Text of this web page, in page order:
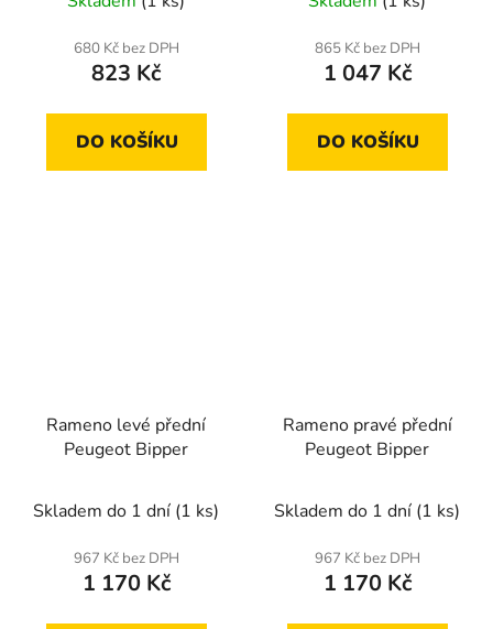
680 Kč bez DPH
823 Kč
DO KOŠÍKU
865 Kč bez DPH
1 047 Kč
DO KOŠÍKU
Rameno levé přední
Peugeot Bipper
Skladem do 1 dní (1 ks)
967 Kč bez DPH
1 170 Kč
Rameno pravé přední
Peugeot Bipper
Skladem do 1 dní (1 ks)
967 Kč bez DPH
1 170 Kč